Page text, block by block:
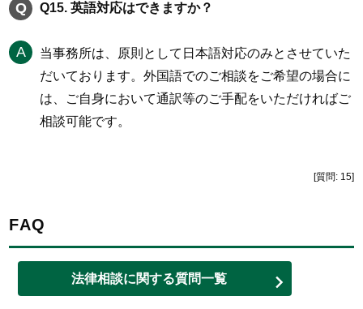
Q15. 英語対応はできますか？
当事務所は、原則として日本語対応のみとさせていた
だいております。外国語でのご相談をご希望の場合に
は、ご自身において通訳等のご手配をいただければご
相談可能です。
[質問: 15]
FAQ
法律相談に関する質問一覧